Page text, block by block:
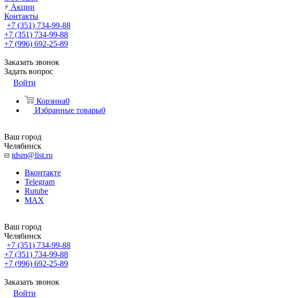
Акции
Контакты
+7 (351) 734-99-88
+7 (351) 734-99-88
+7 (996) 692-25-89
Заказать звонок
Задать вопрос
Войти
Корзина0
Избранные товары0
Ваш город
Челябинск
tdsm@list.ru
Вконтакте
Telegram
Rutube
MAX
Ваш город
Челябинск
+7 (351) 734-99-88
+7 (351) 734-99-88
+7 (996) 692-25-89
Заказать звонок
Войти